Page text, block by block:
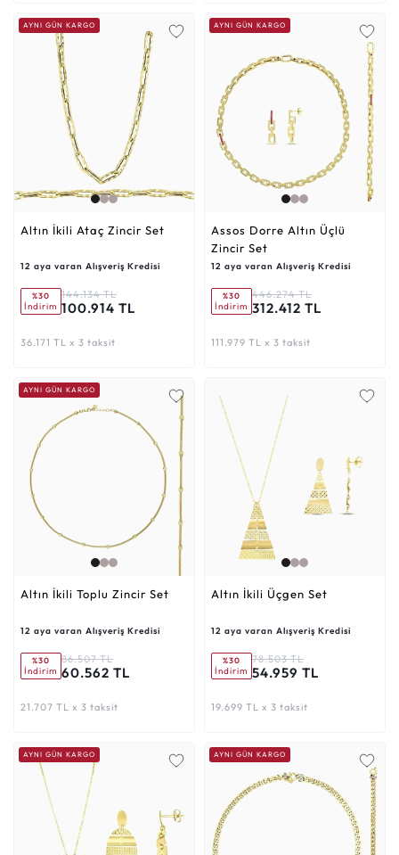
AYNI GÜN KARGO
Altın İkili Ataç Zincir Set
12 aya varan Alışveriş Kredisi
%30
İndirim
144.134 TL
100.914 TL
36.171 TL x 3 taksit
AYNI GÜN KARGO
Assos Dorre Altın Üçlü
Zincir Set
12 aya varan Alışveriş Kredisi
%30
İndirim
446.274 TL
312.412 TL
111.979 TL x 3 taksit
AYNI GÜN KARGO
Altın İkili Toplu Zincir Set
12 aya varan Alışveriş Kredisi
%30
İndirim
86.507 TL
60.562 TL
21.707 TL x 3 taksit
Altın İkili Üçgen Set
12 aya varan Alışveriş Kredisi
%30
İndirim
78.503 TL
54.959 TL
19.699 TL x 3 taksit
AYNI GÜN KARGO AYNI GÜN KARGO